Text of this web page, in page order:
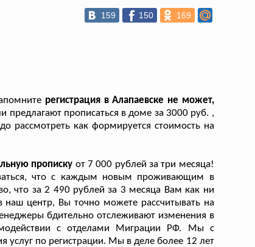
159 150 169
регистрация в Алапаевске не может,
предлагают прописаться в доме за 3000 руб. ,
рассмотреть как формируется стоимость на
прописку от 7 000 рублей за три месяца!
что с каждым новым проживающим в
что за 2 490 рублей за 3 месяца Вам как ни
центр, Вы точно можете рассчитывать на
бдительно отслеживают изменения в
с отделами Миграции РФ. Мы с
услуг по регистрации. Мы в деле более 12 лет